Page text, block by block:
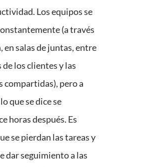
Los equipos se
(a través
en salas de juntas, entre
los clientes y las
compartidas), pero a
que se dice se
horas después. Es
se pierdan las tareas y
dar seguimiento a las